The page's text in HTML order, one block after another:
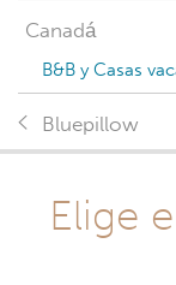
Canadá
B&B y Casas
Bluepillow
Elige